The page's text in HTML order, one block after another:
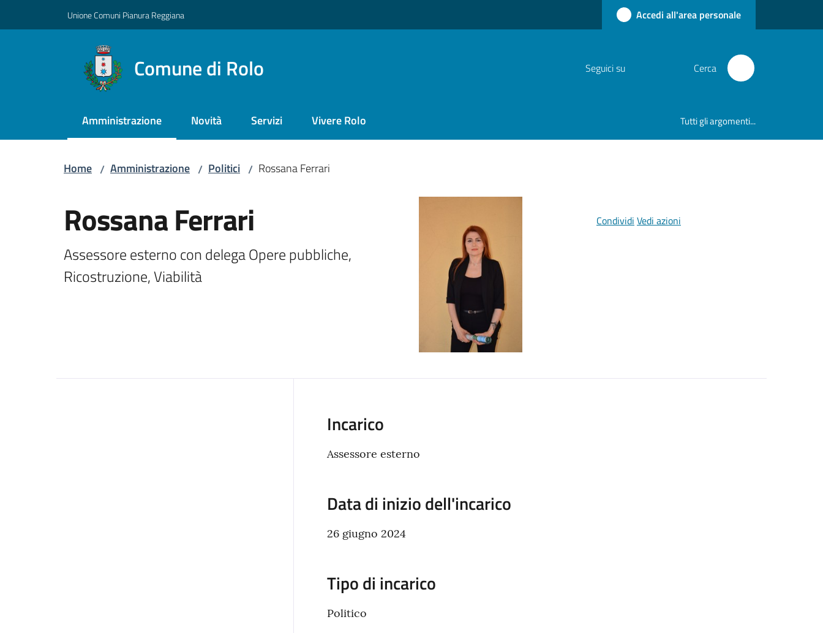
Unione Comuni Pianura Reggiana Accedi all'area personale
Comune di Rolo Seguici su Cerca
Amministrazione
Menu selezionato Novità Servizi Vivere Rolo Tutti gli argomenti...
Home / Amministrazione / Politici / Rossana Ferrari
Rossana Ferrari
Assessore esterno con delega Opere pubbliche,
Ricostruzione, Viabilità
Condividi Vedi azioni
Incarico
Assessore esterno
Data di inizio dell'incarico
26 giugno 2024
Tipo di incarico
Politico